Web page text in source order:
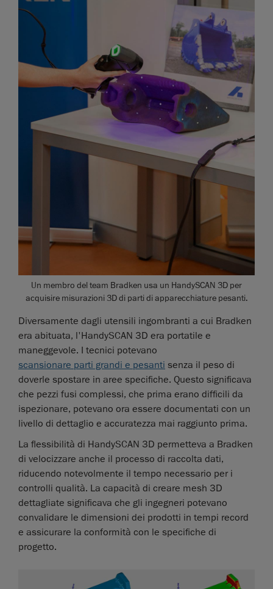
Un membro del team Bradken usa un HandySCAN 3D per
acquisire misurazioni 3D di parti di apparecchiature pesanti.
Diversamente dagli utensili ingombranti a cui Bradken
era abituata, l'HandySCAN 3D era portatile e
maneggevole. I tecnici potevano
scansionare parti grandi e pesanti senza il peso di
doverle spostare in aree specifiche. Questo significava
che pezzi fusi complessi, che prima erano difficili da
ispezionare, potevano ora essere documentati con un
livello di dettaglio e accuratezza mai raggiunto prima.
La flessibilità di HandySCAN 3D permetteva a Bradken
di velocizzare anche il processo di raccolta dati,
riducendo notevolmente il tempo necessario per i
controlli qualità. La capacità di creare mesh 3D
dettagliate significava che gli ingegneri potevano
convalidare le dimensioni dei prodotti in tempi record
e assicurare la conformità con le specifiche di
progetto.